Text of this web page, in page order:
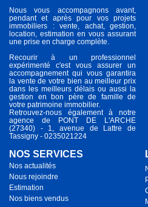
Nous vous accompagnons avant,
pendant et après pour vos projets
immobiliers : vente, achat, gestion,
location, estimation en vous assurant
une prise en charge complète.
Recourir à un professionnel
expérimenté c'est vous assurer un
accompagnement qui vous garantira
la vente de votre bien au meilleur prix
dans les meilleurs délais ou aussi la
gestion en bon père de famille de
votre patrimoine immobilier.
Retrouvez-nous également à notre
agence de PONT DE L'ARCHE
(27340) - 1, avenue de Lattre de
Tassigny - 0235021224
NOS SERVICES
Nos actualités
Nous rejoindre
Estimation
Nos biens vendus